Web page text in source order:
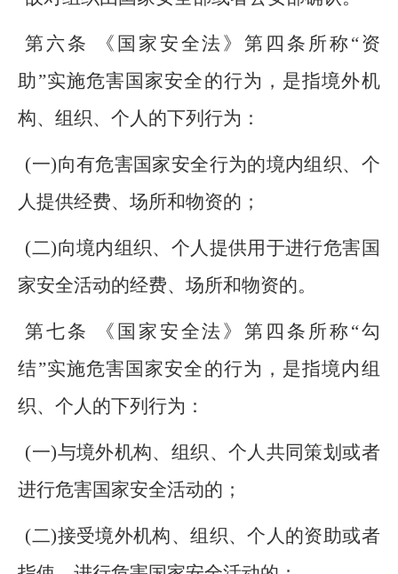
第六条 《国家安全法》第四条所称“资
助”实施危害国家安全的行为，是指境外机
构、组织、个人的下列行为：
(一)向有危害国家安全行为的境内组织、个
人提供经费、场所和物资的；
(二)向境内组织、个人提供用于进行危害国
家安全活动的经费、场所和物资的。
第七条 《国家安全法》第四条所称“勾
结”实施危害国家安全的行为，是指境内组
织、个人的下列行为：
(一)与境外机构、组织、个人共同策划或者
进行危害国家安全活动的；
(二)接受境外机构、组织、个人的资助或者